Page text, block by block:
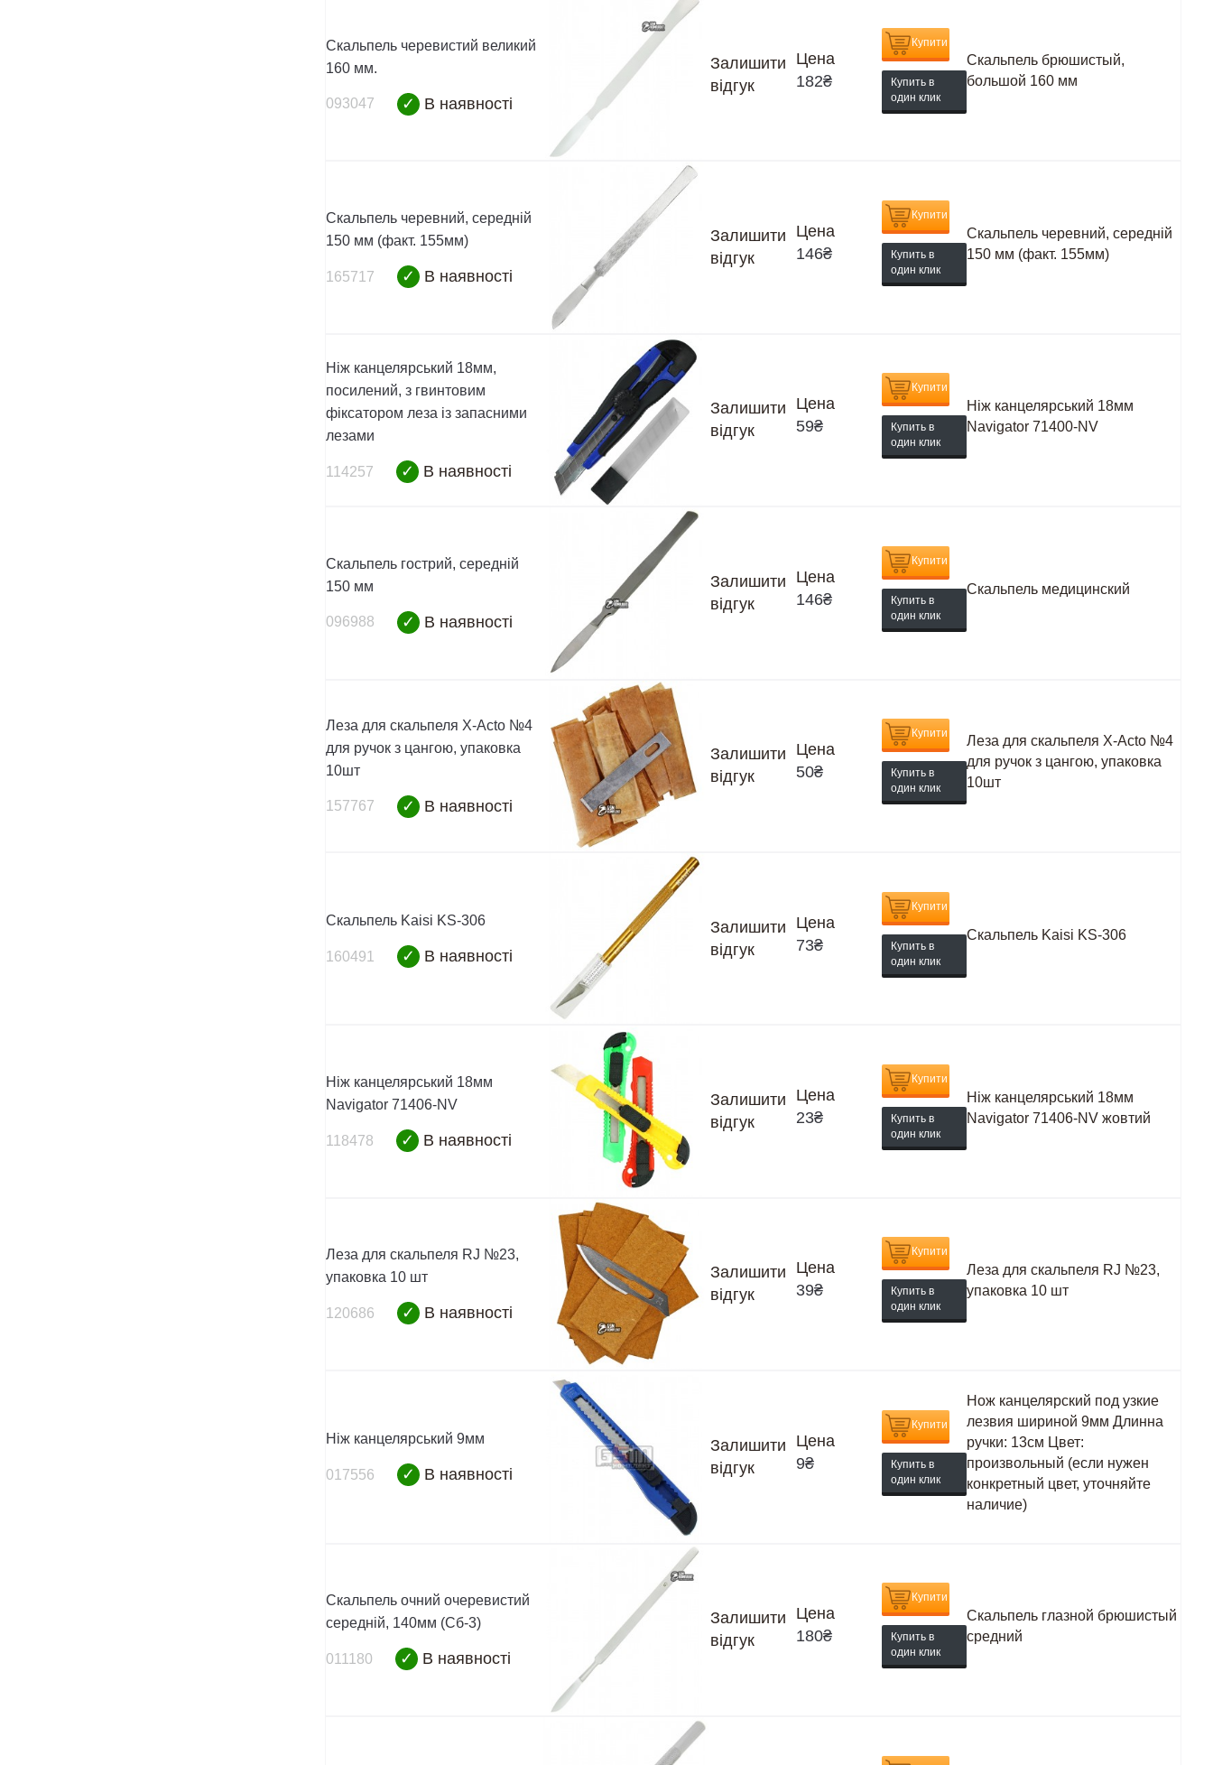
Скальпель черевистий великий
160 мм.
093047 ✓ В наявності
Залишити
відгук
Цена
182₴
Купити
Купить в
один клик
Скальпель брюшистый,
большой 160 мм
Скальпель черевний, середній
150 мм (факт. 155мм)
165717 ✓ В наявності
Залишити
відгук
Цена
146₴
Купити
Купить в
один клик
Скальпель черевний, середній
150 мм (факт. 155мм)
Ніж канцелярський 18мм,
посилений, з гвинтовим
фіксатором леза із запасними
лезами
114257 ✓ В наявності
Залишити
відгук
Цена
59₴
Купити
Купить в
один клик
Ніж канцелярський 18мм
Navigator 71400-NV
Скальпель гострий, середній
150 мм
096988 ✓ В наявності
Залишити
відгук
Цена
146₴
Купити
Купить в
один клик
Скальпель медицинский
Леза для скальпеля X-Acto №4
для ручок з цангою, упаковка
10шт
157767 ✓ В наявності
Залишити
відгук
Цена
50₴
Купити
Купить в
один клик
Леза для скальпеля X-Acto №4
для ручок з цангою, упаковка
10шт
Скальпель Kaisi KS-306
160491 ✓ В наявності
Залишити
відгук
Цена
73₴
Купити
Купить в
один клик
Скальпель Kaisi KS-306
Ніж канцелярський 18мм
Navigator 71406-NV
118478 ✓ В наявності
Залишити
відгук
Цена
23₴
Купити
Купить в
один клик
Ніж канцелярський 18мм
Navigator 71406-NV жовтий
Леза для скальпеля RJ №23,
упаковка 10 шт
120686 ✓ В наявності
Залишити
відгук
Цена
39₴
Купити
Купить в
один клик
Леза для скальпеля RJ №23,
упаковка 10 шт
Ніж канцелярський 9мм
017556 ✓ В наявності
Залишити
відгук
Цена
9₴
Купити
Купить в
один клик
Нож канцелярский под узкие
лезвия шириной 9мм Длинна
ручки: 13см Цвет:
произвольный (если нужен
конкретный цвет, уточняйте
наличие)
Скальпель очний очеревистий
середній, 140мм (Сб-3)
011180 ✓ В наявності
Залишити
відгук
Цена
180₴
Купити
Купить в
один клик
Скальпель глазной брюшистый
средний